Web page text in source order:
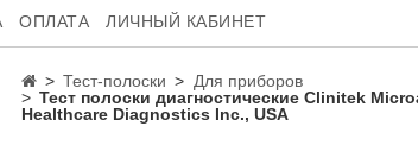
ОПЛАТА ЛИЧНЫЙ КАБИНЕТ
Тест-полоски
Для приборов
Тест полоски диагностические Clinitek
Healthcare Diagnostics Inc., USA